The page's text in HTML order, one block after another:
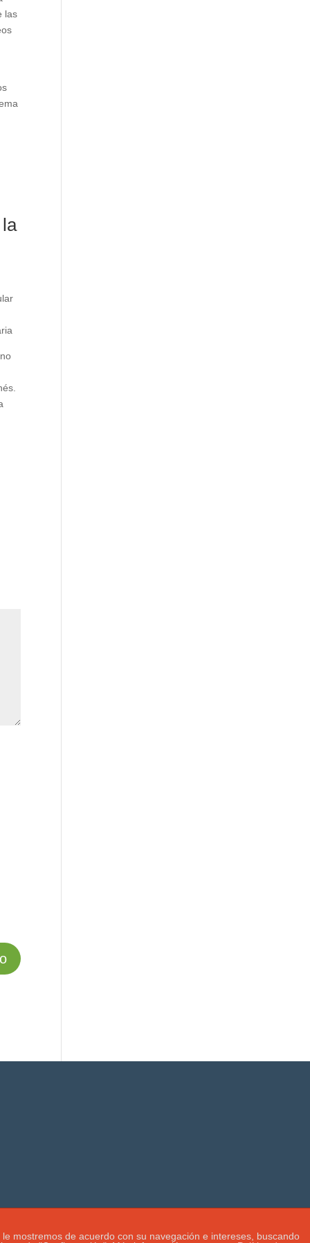
las
mostremos de acuerdo con su navegación e intereses, buscando